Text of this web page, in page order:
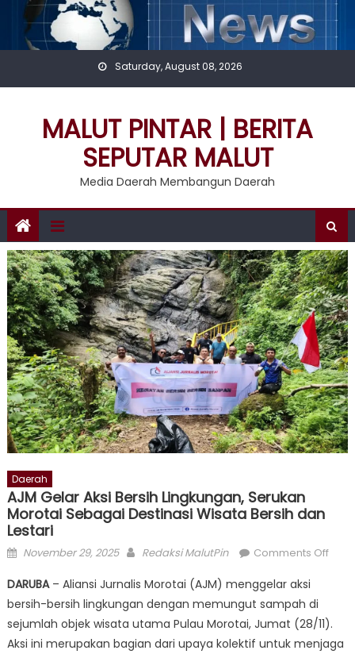
content
Saturday, August 08, 2026
MALUT PINTAR | BERITA
SEPUTAR MALUT
Media Daerah Membangun Daerah
Daerah
AJM Gelar Aksi Bersih Lingkungan, Serukan
Morotai Sebagai Destinasi Wisata Bersih dan
Lestari
Posted
November 29, 2025 Author
Redaksi MalutPin Comments Offon
DARUBA– Aliansi Jurnalis Morotai (AJM) menggelar aksi
bersih-bersih lingkungan dengan memungut sampah di
sejumlah objek wisata utama Pulau Morotai, Jumat (28/11).
Aksi ini merupakan bagian dari upaya kolektif untuk menjaga